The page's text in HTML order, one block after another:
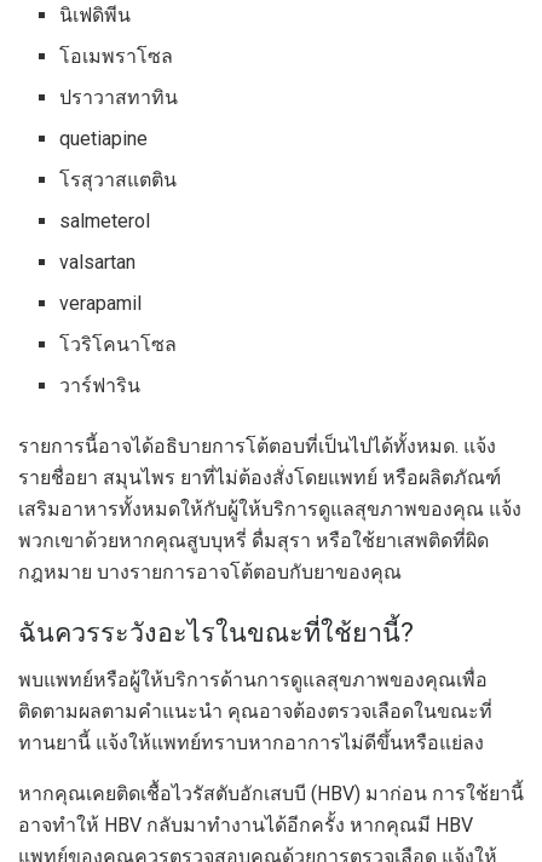
นิเฟดิพีน
โอเมพราโซล
ปราวาสทาทิน
quetiapine
โรสุวาสแตติน
salmeterol
valsartan
verapamil
โวริโคนาโซล
วาร์ฟาริน
รายการนี้อาจได้อธิบายการโต้ตอบที่เป็นไปได้ทั้งหมด. แจ้ง
รายชื่อยา สมุนไพร ยาที่ไม่ต้องสั่งโดยแพทย์ หรือผลิตภัณฑ์
เสริมอาหารทั้งหมดให้กับผู้ให้บริการดูแลสุขภาพของคุณ แจ้ง
พวกเขาด้วยหากคุณสูบบุหรี่ ดื่มสุรา หรือใช้ยาเสพติดที่ผิด
กฎหมาย บางรายการอาจโต้ตอบกับยาของคุณ
ฉันควรระวังอะไรในขณะที่ใช้ยานี้?
พบแพทย์หรือผู้ให้บริการด้านการดูแลสุขภาพของคุณเพื่อ
ติดตามผลตามคำแนะนำ คุณอาจต้องตรวจเลือดในขณะที่
ทานยานี้ แจ้งให้แพทย์ทราบหากอาการไม่ดีขึ้นหรือแย่ลง
หากคุณเคยติดเชื้อไวรัสตับอักเสบบี (HBV) มาก่อน การใช้ยานี้
อาจทำให้ HBV กลับมาทำงานได้อีกครั้ง หากคุณมี HBV
แพทย์ของคุณควรตรวจสอบคุณด้วยการตรวจเลือด แจ้งให้